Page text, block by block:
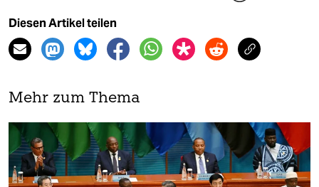
Diesen Artikel teilen
Mehr zum Thema